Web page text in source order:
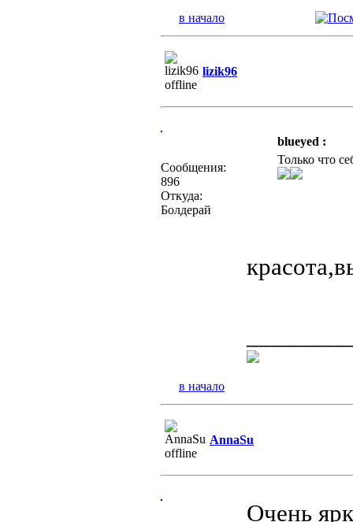
в начало
lizik96
Сообщения:
896
Откуда:
Болдерай
blueyed :
Только что
в начало
AnnaSu
Очень